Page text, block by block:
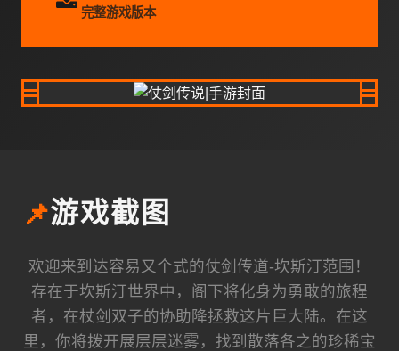
完整游戏版本
📌游戏截图
欢迎来到达容易又个式的仗剑传道-坎斯汀范围！
存在于坎斯汀世界中，阁下将化身为勇敢的旅程
者，在杖剑双子的协助降拯救这片巨大陆。在这
里，你将拨开展层层迷雾，找到散落各之的珍稀宝